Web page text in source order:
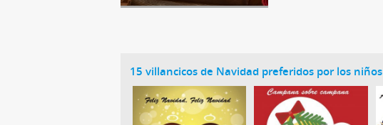
15 villancicos de Navidad preferidos por los niños